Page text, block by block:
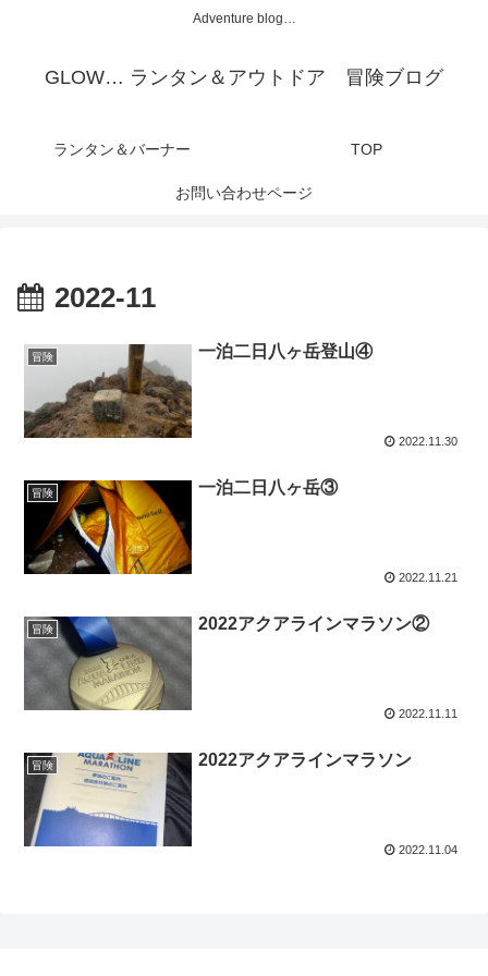
Adventure blog…
GLOW… ランタン＆アウトドア 冒険ブログ
ランタン＆バーナー TOP
お問い合わせページ
2022-11
冒険 一泊二日八ヶ岳登山④
2022.11.30
冒険 一泊二日八ヶ岳③
2022.11.21
冒険 2022アクアラインマラソン②
2022.11.11
冒険 2022アクアラインマラソン
2022.11.04